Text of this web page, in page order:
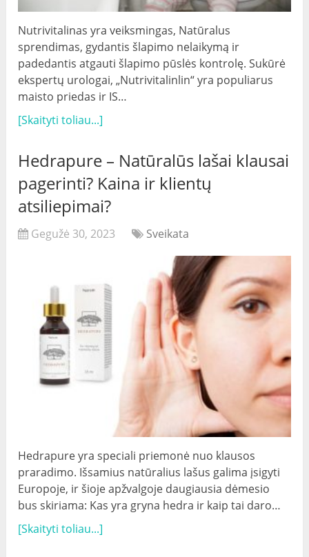
Nutrivitalinas yra veiksmingas, Natūralus
sprendimas, gydantis šlapimo nelaikymą ir
padedantis atgauti šlapimo pūslės kontrolę. Sukūrė
ekspertų urologai, „Nutrivitalinlin“ yra populiarus
maisto priedas ir IS…
[Skaityti toliau...]
Hedrapure – Natūralūs lašai klausai
pagerinti? Kaina ir klientų
atsiliepimai?
Gegužė 30, 2023 Sveikata
Hedrapure yra speciali priemonė nuo klausos
praradimo. Išsamius natūralius lašus galima įsigyti
Europoje, ir šioje apžvalgoje daugiausia dėmesio
bus skiriama: Kas yra gryna hedra ir kaip tai daro…
[Skaityti toliau...]